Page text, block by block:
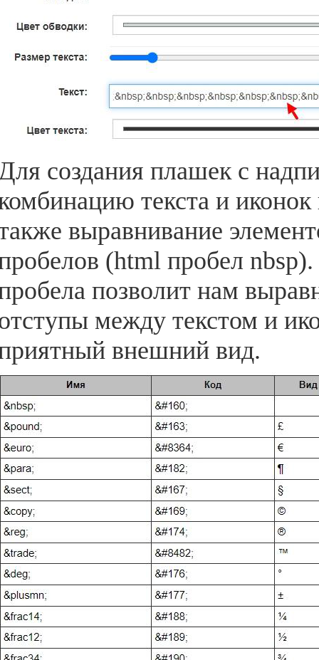
создания плашек с
текста и
выравнивание
(html пробел
позволит нам
между текстом и
внешний вид.